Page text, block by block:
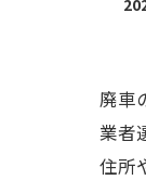
廃車
業者
住所